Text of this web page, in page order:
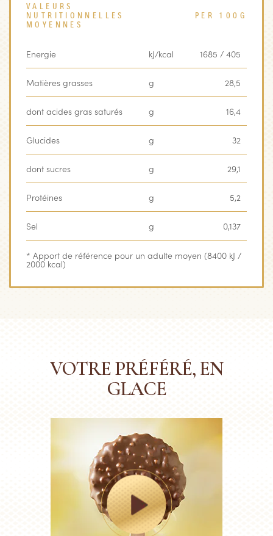
VALEURS
NUTRITIONNELLES
MOYENNES
PER 100G
Energie kJ/kcal 1685 / 405
Matières grasses g 28,5
dont acides gras saturés g 16,4
Glucides g 32
dont sucres g 29,1
Protéines g 5,2
Sel g 0,137
* Apport de référence pour un adulte moyen (8400 kJ /
2000 kcal)
VOTRE PRÉFÉRÉ, EN
GLACE